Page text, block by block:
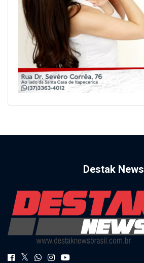
Destak News